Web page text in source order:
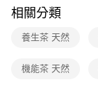
相關分類
養生茶 天然
機能茶 天然